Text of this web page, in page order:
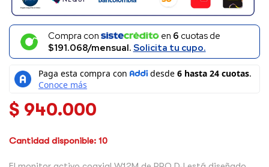
Compra con en 6 cuotas de
$191.068/mensual. Solicita tu cupo.
$ 940.000
Cantidad disponible: 10